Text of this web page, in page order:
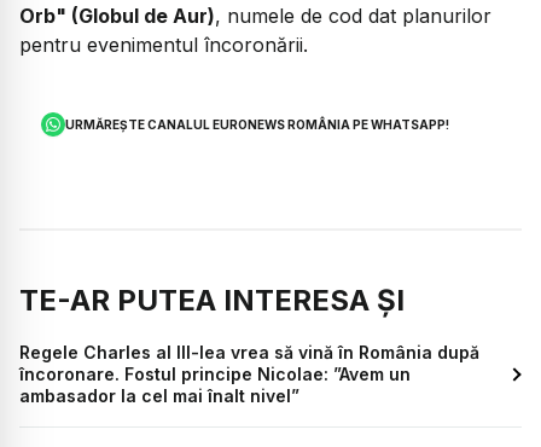
Orb" (Globul de Aur), numele de cod dat planurilor
pentru evenimentul încoronării.
URMĂREȘTE CANALUL EURONEWS ROMÂNIA PE WHATSAPP!
TE-AR PUTEA INTERESA ȘI
Regele Charles al III-lea vrea să vină în România după
încoronare. Fostul principe Nicolae: ”Avem un
ambasador la cel mai înalt nivel”